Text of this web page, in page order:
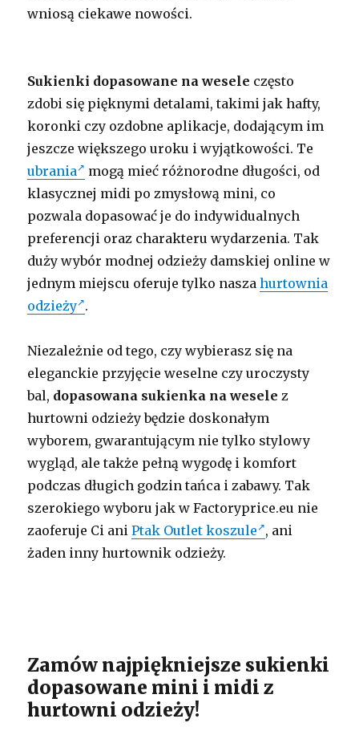
wniosą ciekawe nowości.
Sukienki dopasowane na wesele często
zdobi się pięknymi detalami, takimi jak hafty,
koronki czy ozdobne aplikacje, dodającym im
jeszcze większego uroku i wyjątkowości. Te
ubrania
mogą mieć różnorodne długości, od
klasycznej midi po zmysłową mini, co
pozwala dopasować je do indywidualnych
preferencji oraz charakteru wydarzenia. Tak
duży wybór modnej odzieży damskiej online w
jednym miejscu oferuje tylko naszahurtownia
odzieży .
Niezależnie od tego, czy wybierasz się na
eleganckie przyjęcie weselne czy uroczysty
bal, dopasowana sukienka na wesele z
hurtowni odzieży będzie doskonałym
wyborem, gwarantującym nie tylko stylowy
wygląd, ale także pełną wygodę i komfort
podczas długich godzin tańca i zabawy. Tak
szerokiego wyboru jak w Factoryprice.eu nie
zaoferuje Ci aniPtak Outlet koszule , ani
żaden inny hurtownik odzieży.
Zamów najpiękniejsze sukienki
dopasowane mini i midi z
hurtowni odzieży!